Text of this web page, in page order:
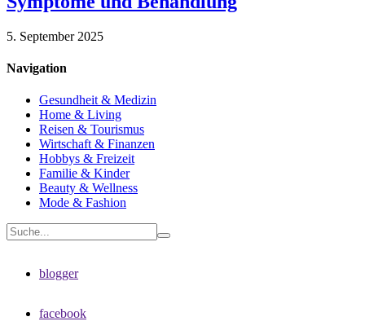
5. September 2025
Navigation
Gesundheit & Medizin
Home & Living
Reisen & Tourismus
Wirtschaft & Finanzen
Hobbys & Freizeit
Familie & Kinder
Beauty & Wellness
Mode & Fashion
blogger
facebook